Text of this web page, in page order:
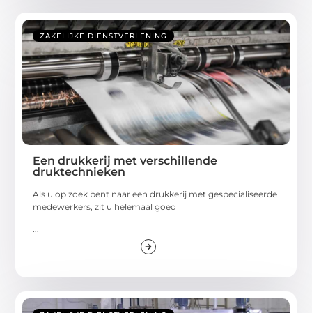
ZAKELIJKE DIENSTVERLENING
Een drukkerij met verschillende
druktechnieken
Als u op zoek bent naar een drukkerij met gespecialiseerde
medewerkers, zit u helemaal goed
...